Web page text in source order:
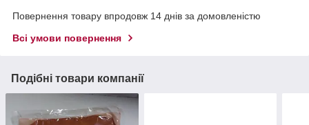
Повернення товару впродовж 14 днів за домовленістю
Всі умови повернення
Подібні товари компанії